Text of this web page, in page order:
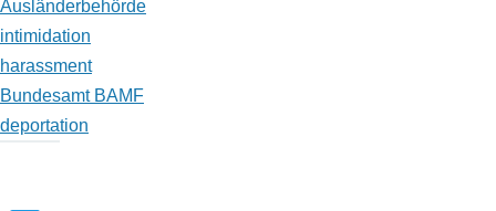
Ausländerbehörde
intimidation
harassment
Bundesamt BAMF
deportation